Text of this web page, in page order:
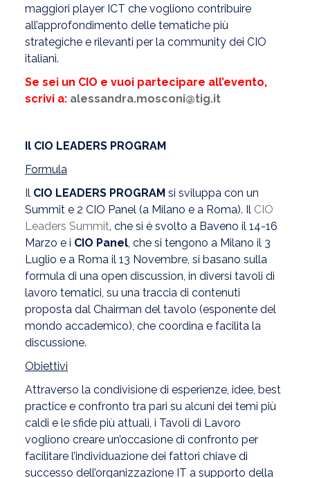
maggiori player ICT che vogliono contribuire
all’approfondimento delle tematiche più
strategiche e rilevanti per la community dei CIO
italiani.
Se sei un CIO e vuoi partecipare all’evento,
scrivi a: alessandra.mosconi@tig.it
Il CIO LEADERS PROGRAM
Formula
Il CIO LEADERS PROGRAM si sviluppa con un
Summit e 2 CIO Panel (a Milano e a Roma). Il CIO
Leaders Summit, che si è svolto a Baveno il 14-16
Marzo e i CIO Panel, che si tengono a Milano il 3
Luglio e a Roma il 13 Novembre, si basano sulla
formula di una open discussion, in diversi tavoli di
lavoro tematici, su una traccia di contenuti
proposta dal Chairman del tavolo (esponente del
mondo accademico), che coordina e facilita la
discussione.
Obiettivi
Attraverso la condivisione di esperienze, idee, best
practice e confronto tra pari su alcuni dei temi più
caldi e le sfide più attuali, i Tavoli di Lavoro
vogliono creare un’occasione di confronto per
facilitare l’individuazione dei fattori chiave di
successo dell’organizzazione IT a supporto della